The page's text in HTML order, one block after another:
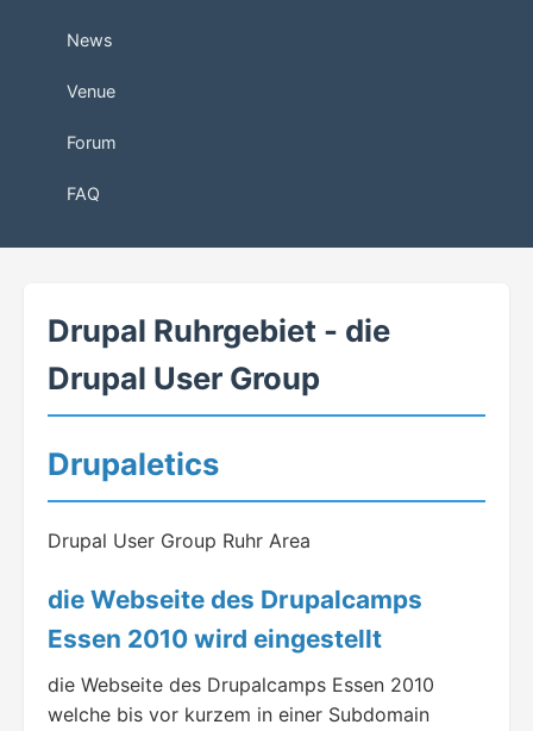
News
Venue
Forum
FAQ
Drupal Ruhrgebiet - die
Drupal User Group
Drupaletics
Drupal User Group Ruhr Area
die Webseite des Drupalcamps
Essen 2010 wird eingestellt
die Webseite des Drupalcamps Essen 2010
welche bis vor kurzem in einer Subdomain